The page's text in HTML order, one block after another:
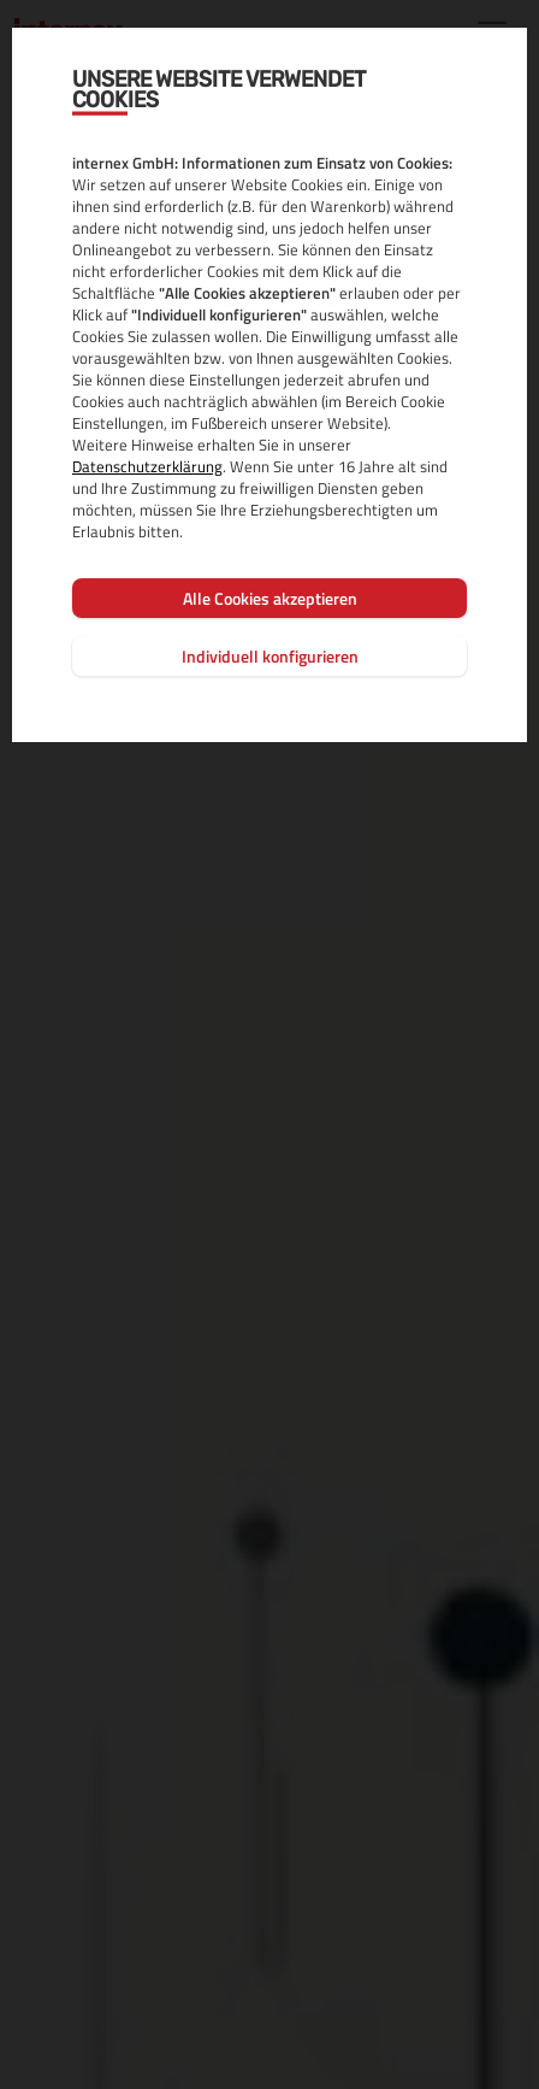
UNSERE WEBSITE VERWENDET
COOKIES
internex GmbH: Informationen zum Einsatz von Cookies:
Wir setzen auf unserer Website Cookies ein. Einige von
ihnen sind erforderlich (z.B. für den Warenkorb) während
andere nicht notwendig sind, uns jedoch helfen unser
Onlineangebot zu verbessern. Sie können den Einsatz
nicht erforderlicher Cookies mit dem Klick auf die
Schaltfläche "Alle Cookies akzeptieren"erlauben oder per
Klick auf"Individuell konfigurieren"auswählen, welche
Cookies Sie zulassen wollen. Die Einwilligung umfasst alle
vorausgewählten bzw. von Ihnen ausgewählten Cookies.
Sie können diese Einstellungen jederzeit abrufen und
Cookies auch nachträglich abwählen (im Bereich Cookie
Einstellungen, im Fußbereich unserer Website).
Weitere Hinweise erhalten Sie in unserer
Datenschutzerklärung. Wenn Sie unter 16 Jahre alt sind
und Ihre Zustimmung zu freiwilligen Diensten geben
möchten, müssen Sie Ihre Erziehungsberechtigten um
Erlaubnis bitten.
Alle Cookies akzeptieren
Individuell konfigurieren
MANAGED
WORDPRESS
Fokussieren Sie sich auf Ihr Projekt und
konzentrieren Sie sich auf das Wesentliche. Um
alles andere kümmert sich internex.
Managed WordPress wie es sein soll.
MEHR